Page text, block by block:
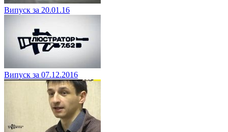
Випуск за 20.01.16
Випуск за 07.12.2016